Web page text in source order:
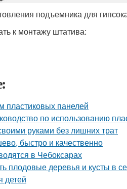
подъемника для
к монтажу штатива:
пластиковых панелей
по использованию
руками без лишних трат
быстро и качественно
в Чебоксарах
плодовые деревья и кусты в
детей